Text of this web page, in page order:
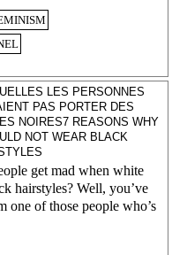
LES PERSONNES
PAS PORTER DES
NOIRES7 REASONS WHY
NOT WEAR BLACK
get mad when white
hairstyles? Well, you’ve
one of those people who’s